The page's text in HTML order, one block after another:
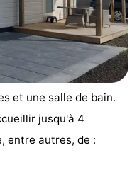
et une salle de bain.
jusqu'à 4
entre autres, de :